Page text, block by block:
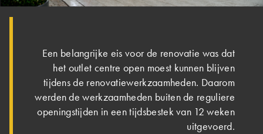
Een belangrijke eis voor de renovatie was dat
het outlet centre open moest kunnen blijven
tijdens de renovatiewerkzaamheden. Daarom
werden de werkzaamheden buiten de reguliere
openingstijden in een tijdsbestek van 12 weken
uitgevoerd.